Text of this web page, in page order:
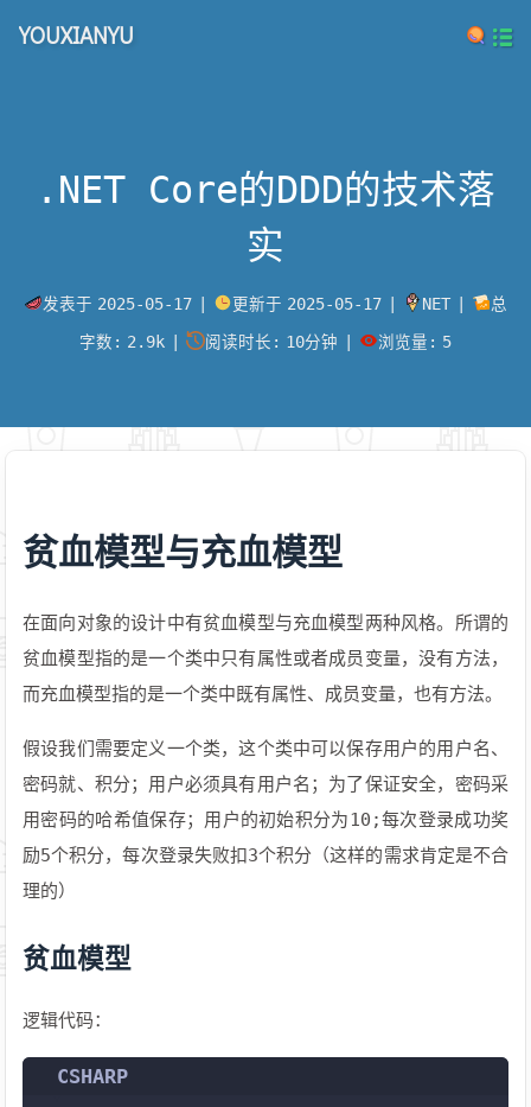
YOUXIANYU
.NET Core的DDD的技术落
实
发表于 2025-05-17 更新于 2025-05-17 NET
总
字数: 2.9k 阅读时长: 10分钟 浏览量: 5
贫血模型与充血模型
在面向对象的设计中有贫血模型与充血模型两种风格。所谓的
贫血模型指的是一个类中只有属性或者成员变量，没有方法，
而充血模型指的是一个类中既有属性、成员变量，也有方法。
假设我们需要定义一个类，这个类中可以保存用户的用户名、
密码就、积分；用户必须具有用户名；为了保证安全，密码采
用密码的哈希值保存；用户的初始积分为10;每次登录成功奖
励5个积分，每次登录失败扣3个积分（这样的需求肯定是不合
理的）
贫血模型
逻辑代码：
CSHARP